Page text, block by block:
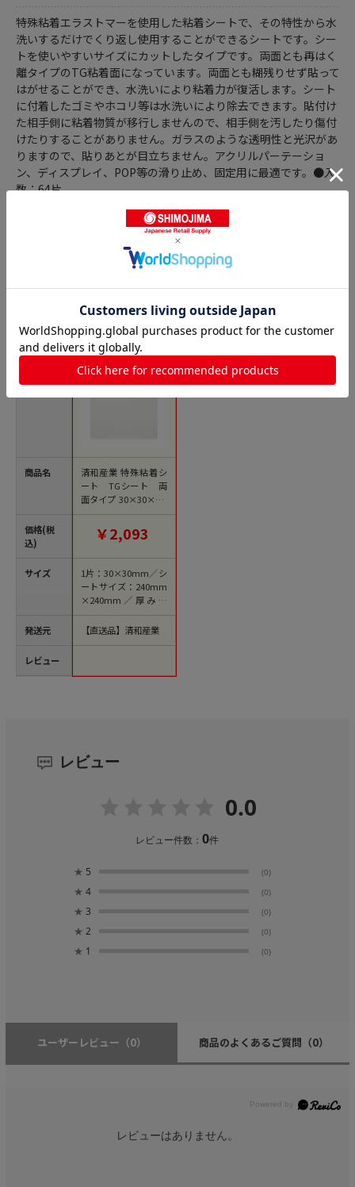
特殊粘着エラストマーを使用した粘着シートで、その特性から水
洗いするだけでくり返し使用することができるシートです。シー
トを使いやすいサイズにカットしたタイプです。両面とも再はく
離タイプのTG粘着面になっています。両面とも糊残りせず貼って
はがせることができ、水洗いにより粘着力が復活します。シート
に付着したゴミやホコリ等は水洗いにより除去できます。貼付け
た相手側に粘着物質が移行しませんので、相手側を汚したり傷付
けたりすることがありません。ガラスのような透明性と光沢があ
りますので、貼りあとが目立ちません。アクリルパーテーショ
ン、ディスプレイ、POP等の滑り止め、固定用に最適です。●入
数：64片
剥がせる両面テープの人気商品との比較
商品名
価格(税
込)
サイズ
発送元
レビュー
清和産業 特殊粘着シ
ート TGシート 両
面タイプ 30×30×0.5
mm 64片 WTG05-3
030064 1個（ご注文
単位200個）【直送
￥2,093
1片：30×30mm／シ
ートサイズ：240mm
×240mm／厚み：
0．5mm
【直送品】清和産業
レビュー
0.0
レビュー件数：0件
★ 5 (0)
★ 4 (0)
★ 3 (0)
★ 2 (0)
★ 1 (0)
ユーザーレビュー （0） 商品のよくあるご質問 （0）
レビューはありません。